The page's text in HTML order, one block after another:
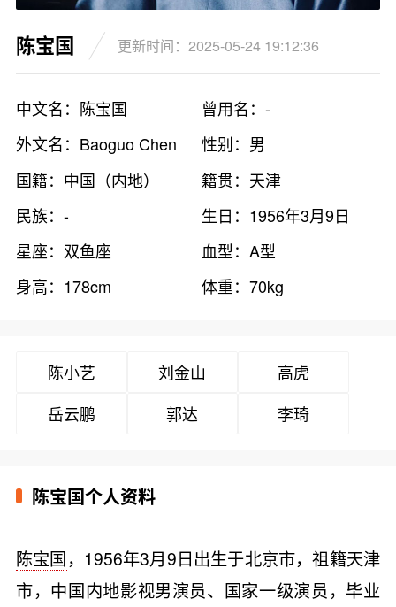
陈宝国 更新时间：2025-05-24 19:12:36
中文名：陈宝国
曾用名：-
外文名：Baoguo Chen
性别：男
国籍：中国（内地）
籍贯：天津
民族：-
生日：1956年3月9日
星座：双鱼座
血型：A型
身高：178cm
体重：70kg
陈小艺 刘金山
高虎
岳云鹏
郭达 李琦
陈宝国个人资料
陈宝国，1956年3月9日出生于北京市，祖籍天津
市，中国内地影视男演员、国家一级演员，毕业